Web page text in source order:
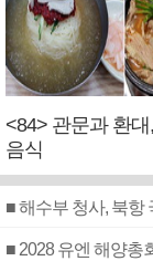
<84> 관문과 환
음식
■ 해수부 청사, 북항
■ 2028 유엔 해양총